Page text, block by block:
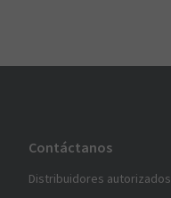
Contáctanos
Distribuidores autorizados